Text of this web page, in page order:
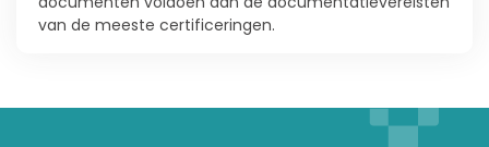
van de meeste certificeringen.